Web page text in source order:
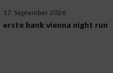
17. September 2026
erste bank vienna night run